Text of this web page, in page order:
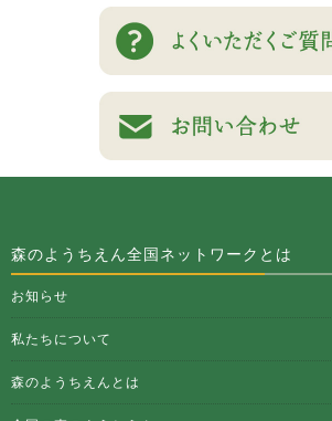
森のようちえん全国ネットワークとは
お知らせ
私たちについて
森のようちえんとは